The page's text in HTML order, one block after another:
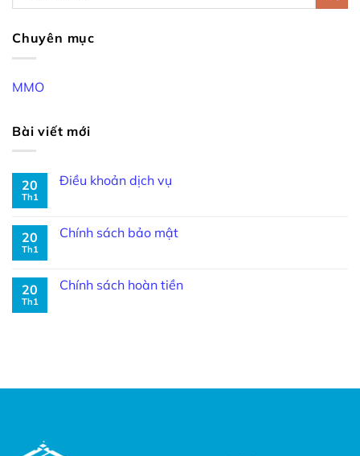
Chuyên mục
MMO
Bài viết mới
20
Th1
Điều khoản dịch vụ
20
Th1
Chính sách bảo mật
20
Th1
Chính sách hoàn tiền